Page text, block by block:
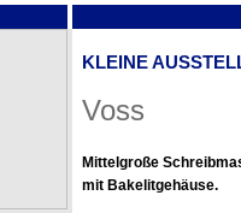
KLEINE
Voss
Mittelgroße
mit Bakelitgehäuse.